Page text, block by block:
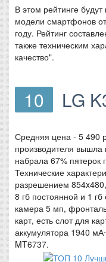
В этом рейтинге
модели смартфонов
году. Рейтинг
также техническим
качество".
10 LG
Средняя цена - 5 490
производителя вышла
набрала 67% пятерок
Технические
разрешением
8 гб постоянной и 1
камера 5 мп,
карт, есть слот для
аккумулятора 1940
MT6737.